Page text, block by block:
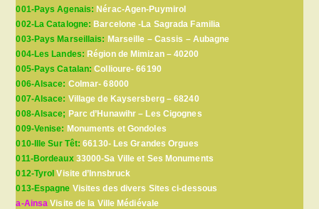
001-Pays Agenais: Nérac-Agen-Puymirol
002-La Catalogne: Barcelone -La Sagrada Familia
003-Pays Marseillais: Marseille – Cassis – Aubagne
004-Les Landes: Région de Mimizan – 40200
005-Pays Catalan:Collioure- 66190
006-Alsace: Colmar- 68000
007-Alsace: Village de Kaysersberg – 68240
008-Alsace; Parc d’Hunawihr – Les Cigognes
009-Venise: Monuments et Gondoles
010-Ille Sur Têt:66130- Les Grandes Orgues
011-Bordeaux33000-Sa Ville et Ses Monuments
012-Tyrol Visite d’Innsbruck
013-Espagne Visites des divers Sites ci-dessous
a-Ainsa Visite de la Ville Médiévale